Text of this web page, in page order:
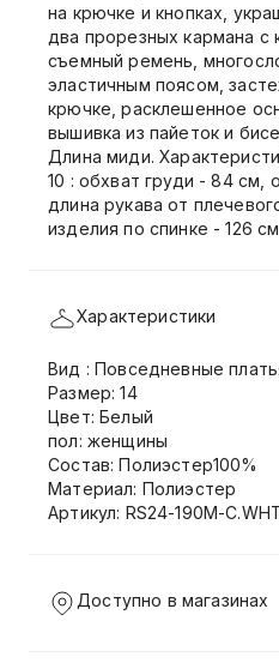
на крючке и кнопках,
два прорезных кармана с
съемный ремень,
эластичным поясом,
крючке, расклешенное
вышивка из пайеток и
Длина миди.
10 : обхват груди - 84 см,
длина рукава от
изделия по спинке - 126
Характеристики
Вид : Повседневные
Размер: 14
Цвет: Белый
пол: женщины
Состав: Полиэстер100%
Материал: Полиэстер
Артикул: RS24-190M-
Доступно в магазинах